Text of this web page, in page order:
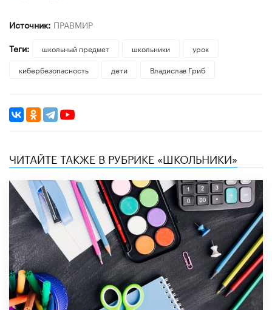
Источник: ПРАВМИР
Теги:
школьный предмет школьники
урок
кибербезопасность
дети Владислав Гриб
ЧИТАЙТЕ ТАКЖЕ В РУБРИКЕ «ШКОЛЬНИКИ»